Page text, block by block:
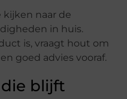
naar de
in huis.
is, vraagt hout om
goed advies vooraf.
blijft